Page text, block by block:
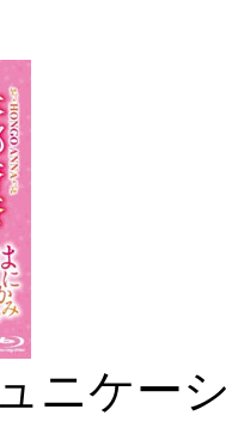
ニケー